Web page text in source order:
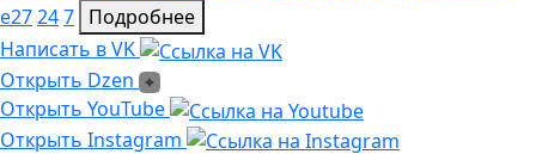
e27247 Подробнее
Написать в VK
Написать в VK
Открыть Dzen
Открыть Dzen
Ссылка на Youtube
Открыть YouTube
Ссылка на Instagram
Открыть Instagram